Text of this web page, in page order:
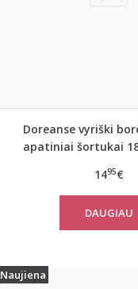
Doreanse vyriški
apatiniai šortukai
1495€
DAUGIAU
Naujiena